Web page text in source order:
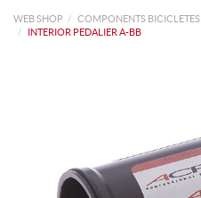
WEB SHOP COMPONENTS BICICLETES
INTERIOR PEDALIER A-BB